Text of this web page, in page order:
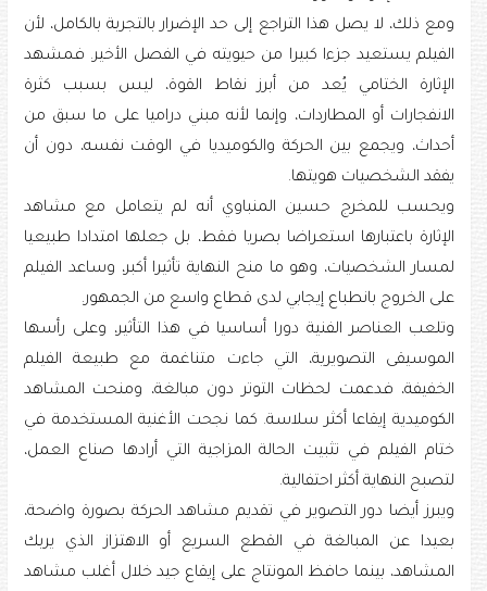
ومع ذلك، لا يصل هذا التراجع إلى حد الإضرار بالتجربة بالكامل، لأن
الفيلم يستعيد جزءا كبيرا من حيويته في الفصل الأخير. فمشهد
الإثارة الختامي يُعد من أبرز نقاط القوة، ليس بسبب كثرة
الانفجارات أو المطاردات، وإنما لأنه مبني دراميا على ما سبق من
أحداث، ويجمع بين الحركة والكوميديا في الوقت نفسه، دون أن
يفقد الشخصيات هويتها.
ويحسب للمخرج حسين المنباوي أنه لم يتعامل مع مشاهد
الإثارة باعتبارها استعراضا بصريا فقط، بل جعلها امتدادا طبيعيا
لمسار الشخصيات، وهو ما منح النهاية تأثيرا أكبر، وساعد الفيلم
على الخروج بانطباع إيجابي لدى قطاع واسع من الجمهور.
وتلعب العناصر الفنية دورا أساسيا في هذا التأثير، وعلى رأسها
الموسيقى التصويرية، التي جاءت متناغمة مع طبيعة الفيلم
الخفيفة، فدعمت لحظات التوتر دون مبالغة، ومنحت المشاهد
الكوميدية إيقاعا أكثر سلاسة. كما نجحت الأغنية المستخدمة في
ختام الفيلم في تثبيت الحالة المزاجية التي أرادها صناع العمل،
لتصبح النهاية أكثر احتفالية.
ويبرز أيضا دور التصوير في تقديم مشاهد الحركة بصورة واضحة،
بعيدا عن المبالغة في القطع السريع أو الاهتزاز الذي يربك
المشاهد، بينما حافظ المونتاج على إيقاع جيد خلال أغلب مشاهد